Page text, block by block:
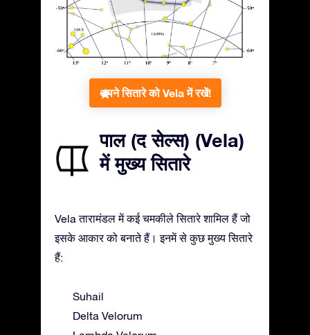
अपने सितारे को Vela में रखें!
पाल (द सेल्स) (Vela)
में मुख्य सितारे
Vela तारामंडल में कई चमकीले सितारे शामिल हैं जो
इसके आकार को बनाते हैं। इनमें से कुछ मुख्य सितारे
हैं:
Suhail
Delta Velorum